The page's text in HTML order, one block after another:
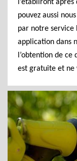
l’établiront
pouvez aussi
par notre service
application dans
l’obtention de ce
est gratuite et ne